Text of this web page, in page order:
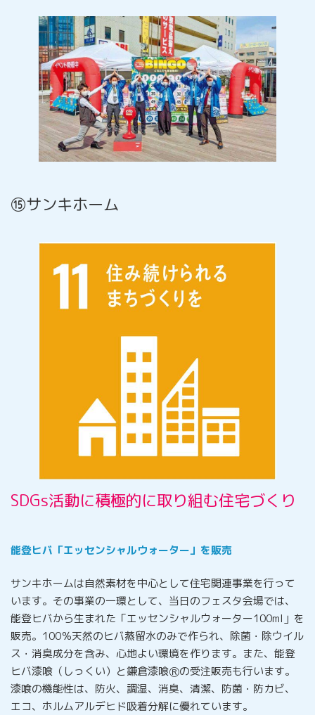
⑮サンキホーム
SDGs活動に積極的に取り組む住宅づくり
能登ヒバ「エッセンシャルウォーター」を販売
サンキホームは自然素材を中心として住宅関連事業を行って
います。その事業の一環として、当日のフェスタ会場では、
能登ヒバから生まれた「エッセンシャルウォーター100ml」を
販売。100％天然のヒバ蒸留水のみで作られ、除菌・除ウイル
ス・消臭成分を含み、心地よい環境を作ります。また、能登
ヒバ漆喰（しっくい）と鎌倉漆喰Ⓡの受注販売も行います。
漆喰の機能性は、防火、調湿、消臭、清潔、防菌・防カビ、
エコ、ホルムアルデヒド吸着分解に優れています。